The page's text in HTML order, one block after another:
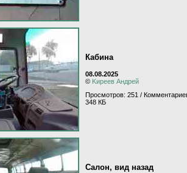
Кабина
08.08.2025
© Kиpeeв Aндpeй
Просмотров: 251 /
348 КБ
Салон, вид назад